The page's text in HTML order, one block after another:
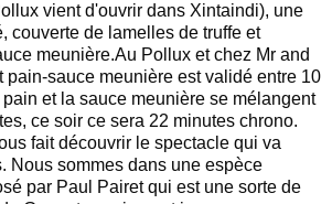
vient d'ouvrir dans Xintaindi), une
couverte de lamelles de truffe et
meunière.Au Pollux et chez Mr and
pain-sauce meunière est validé entre 10
et la sauce meunière se mélangent
ce soir ce sera 22 minutes chrono.
fait découvrir le spectacle qui va
Nous sommes dans une espèce
par Paul Pairet qui est une sorte de